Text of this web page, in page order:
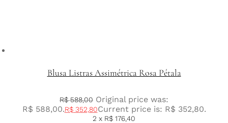
Blusa Listras Assimétrica Rosa Pétala
R$588,00 Original price was:
R$ 588,00.R$352,80Current price is: R$ 352,80.
2 x R$ 176,40